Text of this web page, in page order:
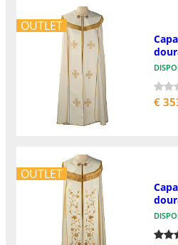
OUTLET
€
OUTLET